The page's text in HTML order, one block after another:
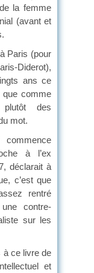
la femme
(avant et
Paris (pour
Diderot),
ans ce
que comme
des
mot.
à l’ex
déclarait à
c’est que
rentré
contre-
sur les
à ce livre de
et